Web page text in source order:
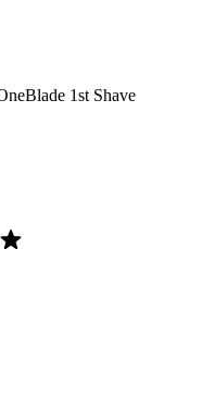
1st Shave